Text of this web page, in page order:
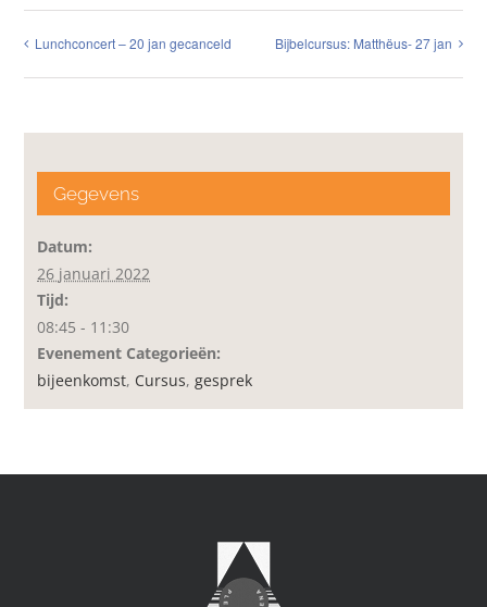
Lunchconcert – 20 jan gecanceld Bijbelcursus: Matthëus- 27 jan
Gegevens
Datum:
26 januari 2022
Tijd:
08:45 - 11:30
Evenement Categorieën:
bijeenkomst, Cursus,gesprek